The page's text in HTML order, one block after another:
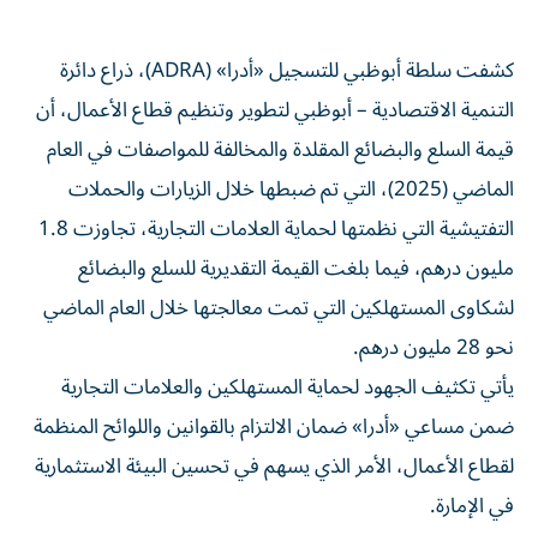
كشفت سلطة أبوظبي للتسجيل «أدرا» (ADRA)، ذراع دائرة
التنمية الاقتصادية – أبوظبي لتطوير وتنظيم قطاع الأعمال، أن
قيمة السلع والبضائع المقلدة والمخالفة للمواصفات في العام
الماضي (2025)، التي تم ضبطها خلال الزيارات والحملات
التفتيشية التي نظمتها لحماية العلامات التجارية، تجاوزت 1.8
مليون درهم، فيما بلغت القيمة التقديرية للسلع والبضائع
لشكاوى المستهلكين التي تمت معالجتها خلال العام الماضي
نحو 28 مليون درهم.
يأتي تكثيف الجهود لحماية المستهلكين والعلامات التجارية
ضمن مساعي «أدرا» ضمان الالتزام بالقوانين واللوائح المنظمة
لقطاع الأعمال، الأمر الذي يسهم في تحسين البيئة الاستثمارية
في الإمارة.